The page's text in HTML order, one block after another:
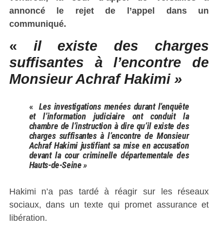
annoncé le rejet de l’appel dans un
communiqué.
« il existe des charges
suffisantes à l’encontre de
Monsieur Achraf Hakimi »
« Les investigations menées durant l’enquête
et l’information judiciaire ont conduit la
chambre de l’instruction à dire qu’il existe des
charges suffisantes à l’encontre de Monsieur
Achraf Hakimi justifiant sa mise en accusation
devant la cour criminelle départementale des
Hauts-de-Seine »
Hakimi n’a pas tardé à réagir sur les réseaux
sociaux, dans un texte qui promet assurance et
libération.